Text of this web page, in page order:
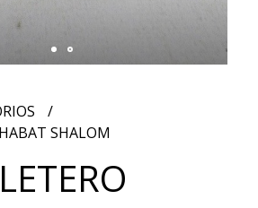
SHALOM